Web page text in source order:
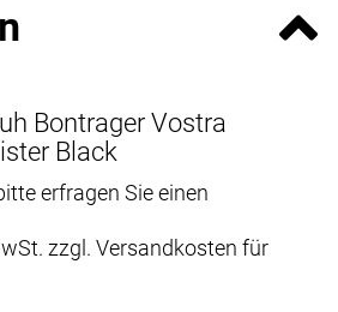
Bontrager Vostra
Black
erfragen Sie einen
zzgl. Versandkosten für